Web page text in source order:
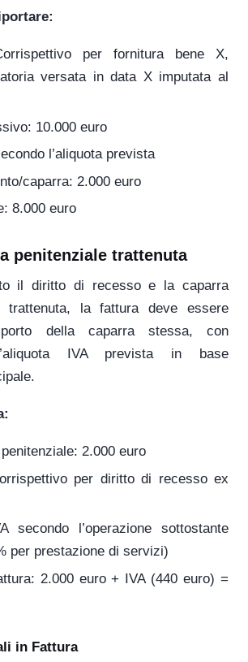
per fornitura bene X,
versata in data X imputata al
10.000 euro
l’aliquota prevista
caparra: 2.000 euro
8.000 euro
penitenziale trattenuta
il diritto di recesso e la caparra
trattenuta, la fattura deve essere
della caparra stessa, con
IVA prevista in base
2.000 euro
per diritto di recesso ex
secondo l’operazione sottostante
per prestazione di servizi)
2.000 euro + IVA (440 euro) =
in Fattura